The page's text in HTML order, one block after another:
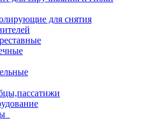
для снятия